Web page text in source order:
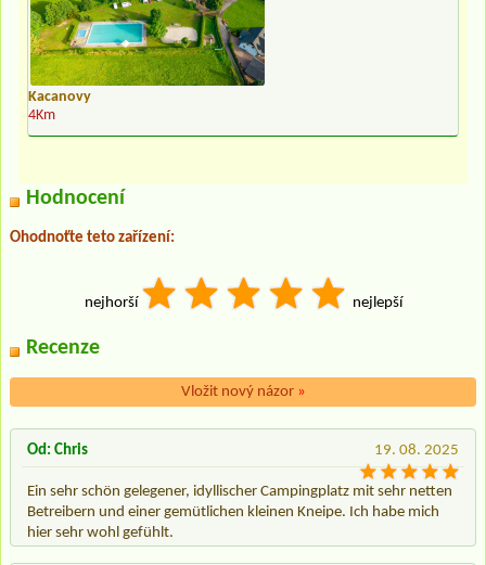
Kacanovy
4Km
Hodnocení
Ohodnoťte teto zařízení:
nejhorší nejlepší
Recenze
Vložit nový názor »
19. 08. 2025
Od: Chris
Ein sehr schön gelegener, idyllischer Campingplatz mit sehr netten
Betreibern und einer gemütlichen kleinen Kneipe. Ich habe mich
hier sehr wohl gefühlt.